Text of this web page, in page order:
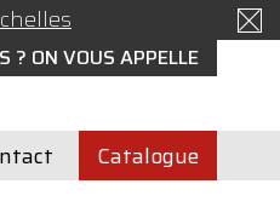
? ON VOUS APPELLE
Catalogue